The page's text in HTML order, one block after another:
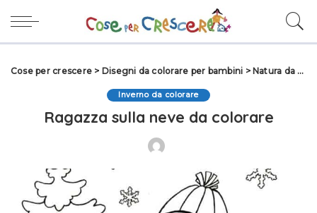
Cose per crescere > Disegni da colorare per bambini > Natura da colorare
Inverno da colorare
Ragazza sulla neve da colorare